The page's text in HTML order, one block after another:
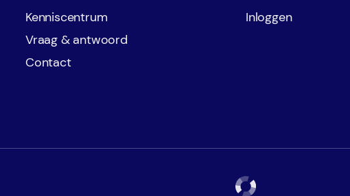
Kenniscentrum
Vraag & antwoord
Contact
Inloggen